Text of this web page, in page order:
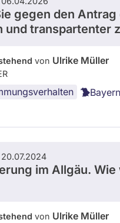
gegen den
und transpartenter
von Ulrike Müller
Bayern
im Allgäu.
von Ulrike Müller